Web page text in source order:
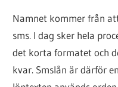
Namnet kommer från
sms. I dag sker hela
det korta formatet och
kvar. Smslån är därför